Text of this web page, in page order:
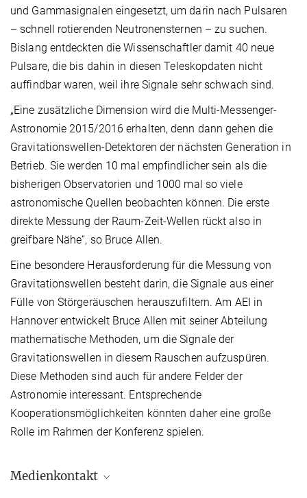
und Gammasignalen eingesetzt, um darin nach Pulsaren
– schnell rotierenden Neutronensternen – zu suchen.
Bislang entdeckten die Wissenschaftler damit 40 neue
Pulsare, die bis dahin in diesen Teleskopdaten nicht
auffindbar waren, weil ihre Signale sehr schwach sind.
„Eine zusätzliche Dimension wird die Multi-Messenger-
Astronomie 2015/2016 erhalten, denn dann gehen die
Gravitationswellen-Detektoren der nächsten Generation in
Betrieb. Sie werden 10 mal empfindlicher sein als die
bisherigen Observatorien und 1000 mal so viele
astronomische Quellen beobachten können. Die erste
direkte Messung der Raum-Zeit-Wellen rückt also in
greifbare Nähe“, so Bruce Allen.
Eine besondere Herausforderung für die Messung von
Gravitationswellen besteht darin, die Signale aus einer
Fülle von Störgeräuschen herauszufiltern. Am AEI in
Hannover entwickelt Bruce Allen mit seiner Abteilung
mathematische Methoden, um die Signale der
Gravitationswellen in diesem Rauschen aufzuspüren.
Diese Methoden sind auch für andere Felder der
Astronomie interessant. Entsprechende
Kooperationsmöglichkeiten könnten daher eine große
Rolle im Rahmen der Konferenz spielen.
Medienkontakt